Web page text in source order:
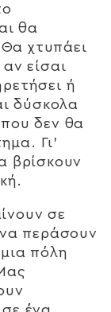
θα
χτυπάει
είσαι
ή
δύσκολα
δεν θα
Γι’
βρίσκουν
σε
περάσουν
πόλη